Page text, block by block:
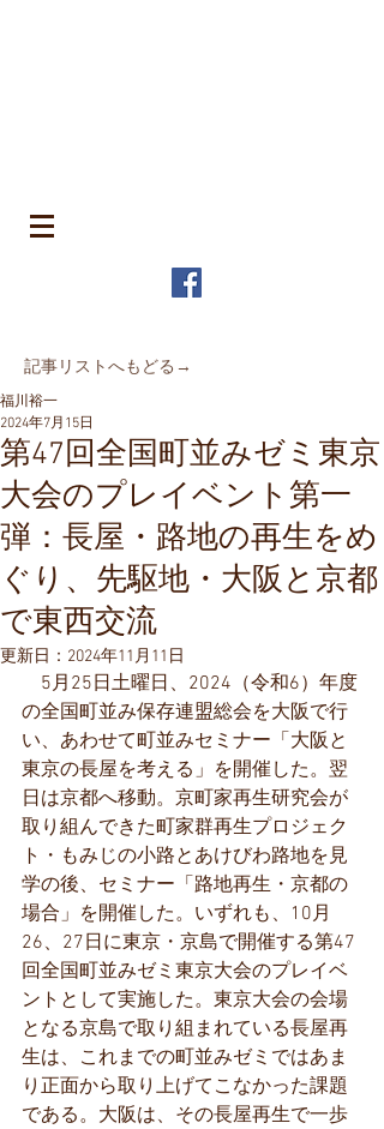
​記事リストへもどる→
第47回全国町並みゼミ東京
大会のプレイベント第一
弾：長屋・路地の再生をめ
ぐり、先駆地・大阪と京都
で東西交流
福川裕一
2024年7月15日
更新日： 2024年11月11日
5月25日土曜日、2024（令和6）年度
の全国町並み保存連盟総会を大阪で行
い、あわせて町並みセミナー「大阪と
東京の長屋を考える」を開催した。翌
日は京都へ移動。京町家再生研究会が
取り組んできた町家群再生プロジェク
ト・もみじの小路とあけびわ路地を見
学の後、セミナー「路地再生・京都の
場合」を開催した。いずれも、10月
26、27日に東京・京島で開催する第47
回全国町並みゼミ東京大会のプレイベ
ントとして実施した。東京大会の会場
となる京島で取り組まれている長屋再
生は、これまでの町並みゼミではあま
り正面から取り上げてこなかった課題
である。大阪は、その長屋再生で一歩